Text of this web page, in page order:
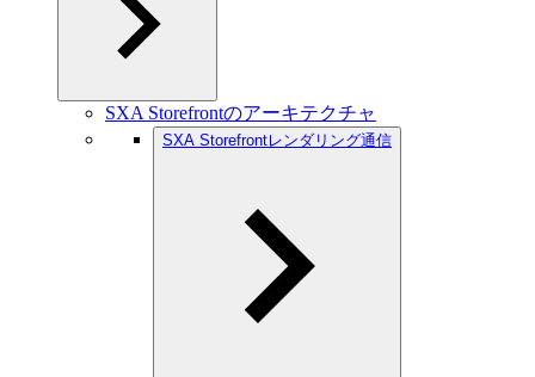
SXA Storefrontのアーキテクチャ
SXA Storefrontレンダリング通信